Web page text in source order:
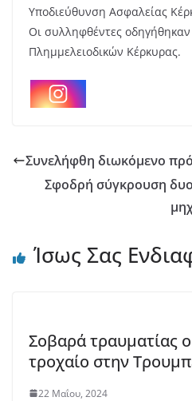
Υποδιεύθυνση Ασφαλείας
Οι συλληφθέντες οδηγήθηκαν
Πλημμελειοδικών Κέρκυρας.
Συνελήφθη διωκόμενο
Σφοδρή σύγκρουση
Ίσως Σας
Σοβαρά τραυματίας
τροχαίο στην
22 Μαΐου, 2024